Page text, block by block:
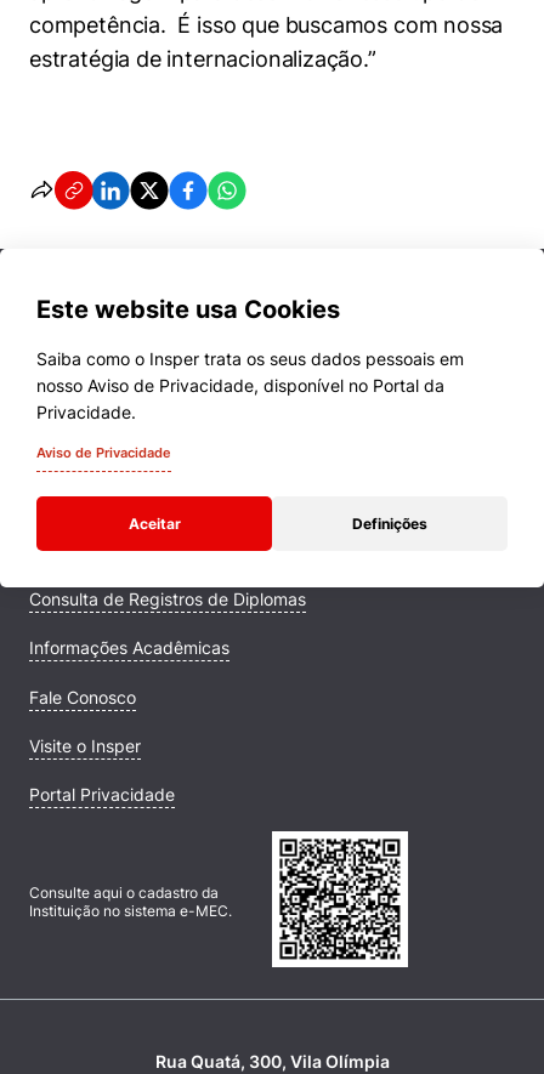
competência. É isso que buscamos com nossa
estratégia de internacionalização.”
Este website usa Cookies
Saiba como o Insper trata os seus dados pessoais em
nosso Aviso de Privacidade, disponível no Portal da
Privacidade.
Aviso de Privacidade
Aceitar Definições
Cursos
Quem Somos
Comunidade Transforme
Campus
Consulta de Registros de Diplomas
Informações Acadêmicas
Fale Conosco
Visite o Insper
Portal Privacidade
Consulte aqui o cadastro da
Instituição no sistema e-MEC.
Rua Quatá, 300, Vila Olímpia